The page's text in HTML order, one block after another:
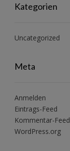
Kategorien
Uncategorized
Meta
Anmelden
Eintrags-Feed
Kommentar-Feed
WordPress.org